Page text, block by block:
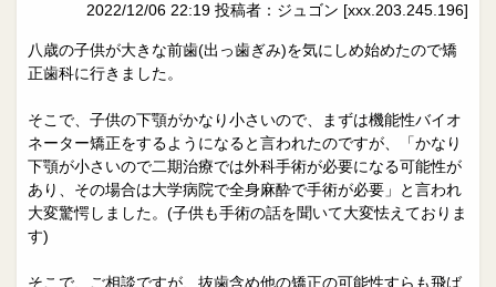
2022/12/06 22:19 投稿者：ジュゴン [xxx.203.245.196]
八歳の子供が大きな前歯(出っ歯ぎみ)を気にしめ始めたので矯
正歯科に行きました。
そこで、子供の下顎がかなり小さいので、まずは機能性バイオ
ネーター矯正をするようになると言われたのですが、「かなり
下顎が小さいので二期治療では外科手術が必要になる可能性が
あり、その場合は大学病院で全身麻酔で手術が必要」と言われ
大変驚愕しました。(子供も手術の話を聞いて大変怯えておりま
す)
そこで、ご相談ですが、抜歯含め他の矯正の可能性すらも飛ば